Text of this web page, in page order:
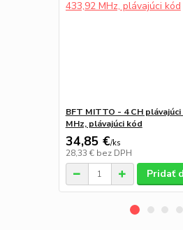
BFT MITTO - 4 CH
MHz, plávajúci kód
34,85 €/ks
28,33 € bez DPH
Pridať